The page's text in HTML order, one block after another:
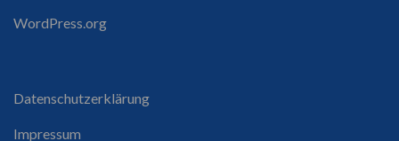
WordPress.org
Datenschutzerklärung
Impressum